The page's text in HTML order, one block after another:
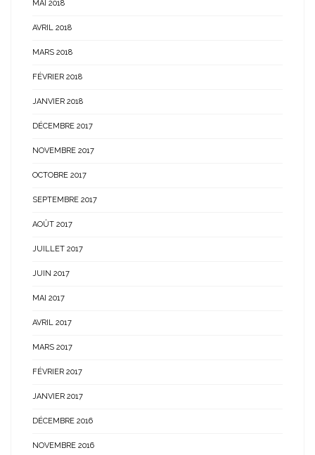
MAI 2018
AVRIL 2018
MARS 2018
FÉVRIER 2018
JANVIER 2018
DÉCEMBRE 2017
NOVEMBRE 2017
OCTOBRE 2017
SEPTEMBRE 2017
AOÛT 2017
JUILLET 2017
JUIN 2017
MAI 2017
AVRIL 2017
MARS 2017
FÉVRIER 2017
JANVIER 2017
DÉCEMBRE 2016
NOVEMBRE 2016